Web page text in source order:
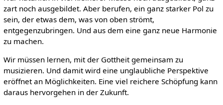
zart noch ausgebildet. Aber berufen, ein ganz starker Pol zu
sein, der etwas dem, was von oben strömt,
entgegenzubringen. Und aus dem eine ganz neue Harmonie
zu machen.
Wir müssen lernen, mit der Gottheit gemeinsam zu
musizieren. Und damit wird eine unglaubliche Perspektive
eröffnet an Möglichkeiten. Eine viel reichere Schöpfung kann
daraus hervorgehen in der Zukunft.